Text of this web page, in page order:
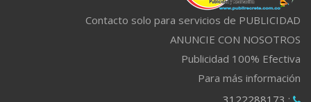
Contacto solo para servicios de PUBLICIDAD
ANUNCIE CON NOSOTROS
Publicidad 100% Efectiva
Para más información
: 3122288173